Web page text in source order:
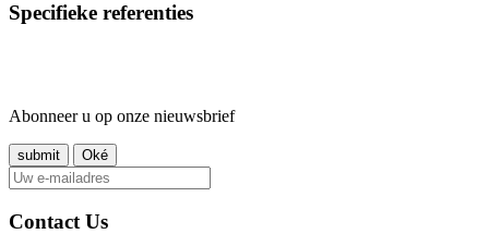
Specifieke referenties
Abonneer u op onze nieuwsbrief
Contact Us